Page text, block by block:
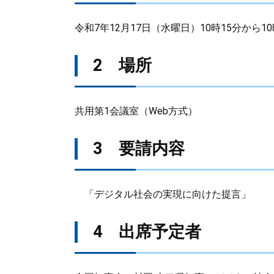
令和7年12月17日（水曜日）10時15分から
2 場所
共用第1会議室（Web方式）
3 要請内容
「デジタル社会の実現に向けた提言」
4 出席予定者